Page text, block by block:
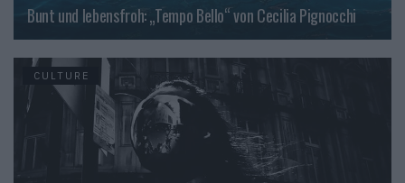
Bunt und lebensfroh: „Tempo Bello“ von Cecilia Pignocchi
CULTURE